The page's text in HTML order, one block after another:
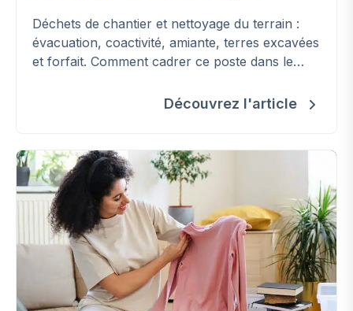
Déchets de chantier et nettoyage du terrain :
évacuation, coactivité, amiante, terres excavées
et forfait. Comment cadrer ce poste dans le
Découvrez l'article